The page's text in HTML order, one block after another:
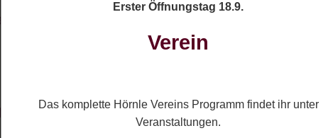
& Co. KGWir benutzen Cookies
Erster Öffnungstag 18.9.
Verein
Das komplette Hörnle Vereins Programm findet ihr unter
Veranstaltungen.